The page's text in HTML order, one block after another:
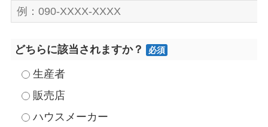
どちらに該当されますか？ 必須
生産者
販売店
ハウスメーカー